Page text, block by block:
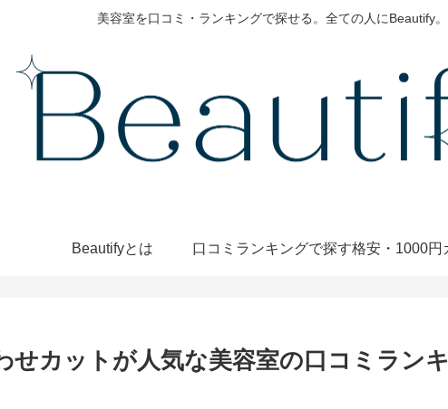
美容室を口コミ・ランキングで探せる。全ての人にBeautify。
Beautifyとは 口コミランキングで探す
せカットが人気な美容室の口コミランキ